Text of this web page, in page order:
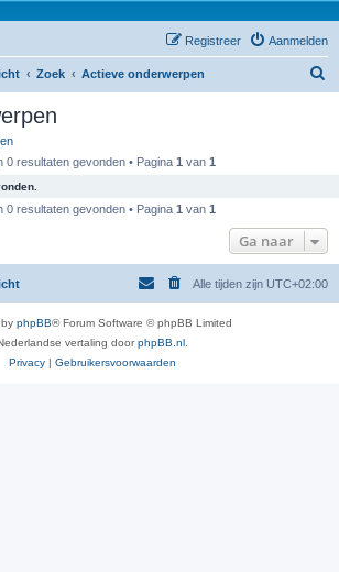
Aanmelden
Registreer
Zoek Actieve onderwerpen
0 resultaten gevonden • Pagina 1 van 1
0 resultaten gevonden • Pagina 1 van 1
Ga naar
Alle tijden zijn UTC+02:00
phpBB® Forum Software © phpBB Limited
vertaling doorphpBB.nl
Privacy | Gebruikersvoorwaarden